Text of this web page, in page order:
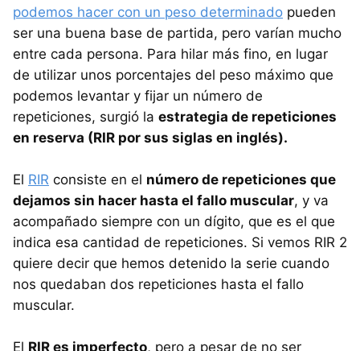
podemos hacer con un peso determinado pueden
ser una buena base de partida, pero varían mucho
entre cada persona. Para hilar más fino, en lugar
de utilizar unos porcentajes del peso máximo que
podemos levantar y fijar un número de
repeticiones, surgió la estrategia de repeticiones
en reserva (RIR por sus siglas en inglés).
El RIR consiste en el número de repeticiones que
dejamos sin hacer hasta el fallo muscular, y va
acompañado siempre con un dígito, que es el que
indica esa cantidad de repeticiones. Si vemos RIR 2
quiere decir que hemos detenido la serie cuando
nos quedaban dos repeticiones hasta el fallo
muscular.
El RIR es imperfecto, pero a pesar de no ser